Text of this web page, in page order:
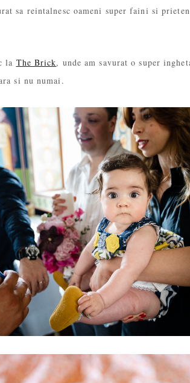
sa reintalnesc oameni super faini si
la The Brick, unde am savurat o super
si nu numai.